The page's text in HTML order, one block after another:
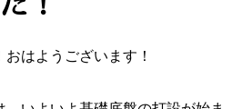
はようございます！